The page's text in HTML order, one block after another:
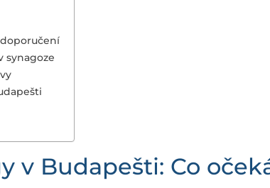
synagoze
v Budapešti: Co